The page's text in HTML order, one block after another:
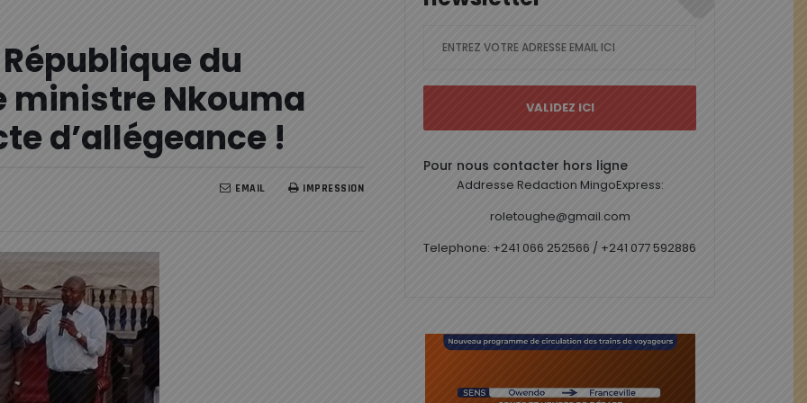
du
ministre Nkouma
d’allégeance !
IMPRESSION
EMAIL
Pour nous contacter hors ligne
Addresse Redaction MingoExpress:
roletoughe@gmail.com
Telephone: +241 066 252566 / +241 077 592886